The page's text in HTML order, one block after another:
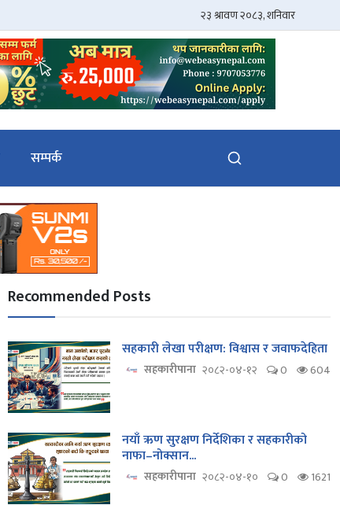
सम्पर्क
Recommended Posts
सहकारी लेखा परीक्षण: विश्वास र जवाफदेहिता
सहकारीपाना २०८२-०४-१२ 0 604
नयाँ ऋण सुरक्षण निर्देशिका र सहकारीको
नाफा–नोक्सान...
सहकारीपाना २०८२-०४-१० 0 1621